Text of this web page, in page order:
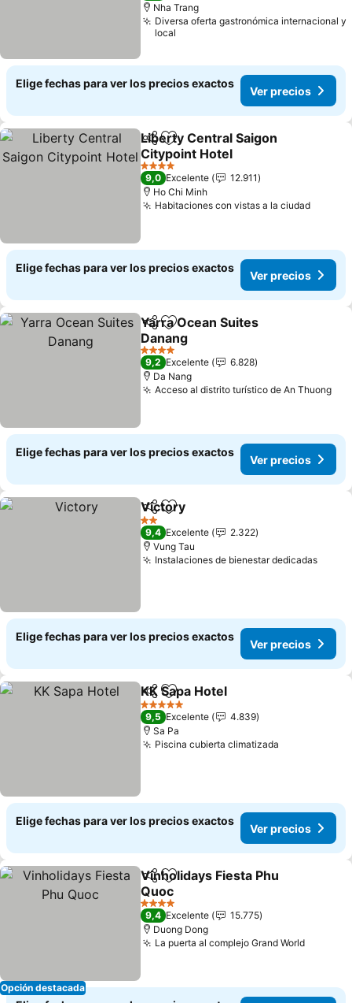
Nha Trang
Diversa oferta gastronómica internacional y
local
Elige fechas para ver los precios exactos
Ver precios
CompartirAgregar a favoritos
Liberty Central Saigon
Citypoint Hotel
Ver precios
4 Estrellas
9,0 Excelente
12.911
Ho Chi Minh
Habitaciones con vistas a la ciudadVer
Elige fechas para ver los precios exactos
Ver precios
Compartir
Agregar a favoritos
Yarra Ocean Suites
Danang
Ver precios
4 Estrellas
9,2 Excelente
6.828
Da Nang
Acceso al distrito turístico de An Thuong
Elige fechas para ver los precios exactos
Ver precios
CompartirAgregar a favoritos
Victory
2 Estrellas
9,4 Excelente
2.322
Vung Tau
Instalaciones de bienestar dedicadasVer
Elige fechas para ver los precios exactos
Ver precios
CompartirAgregar a favoritos
KK Sapa Hotel
5 Estrellas
9,5 Excelente
4.839
Sa Pa
Piscina cubierta climatizada
Elige fechas para ver los precios exactos
Ver precios
Opción destacada
CompartirAgregar a favoritos
Vinholidays Fiesta Phu
Quoc
Ver precios
4 Estrellas
9,4 Excelente
15.775
Duong Dong
La puerta al complejo Grand WorldVer